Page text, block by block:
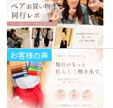
お客様の声